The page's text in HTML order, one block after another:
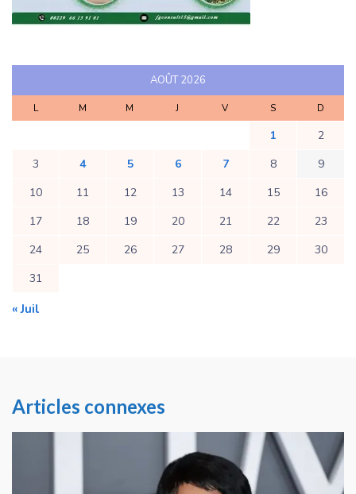
AOÛT 2026
L M M J V S D
1
2
3
4 5 6 7 8
9
10
11 12 13 14 15
16
17
18 19 20 21 22
23
24
25 26 27 28 29
30
31
« Juil
Articles connexes